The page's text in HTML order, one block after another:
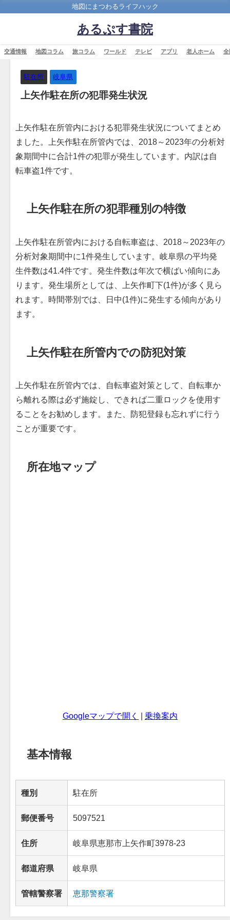
地図にまつわるライフハック
あるぷす書院
交通情報 地図コラム 旅コラム ワールド テレビ アプリ 老人ホーム 全
駐在所 岐阜県
上矢作駐在所の犯罪発生状況
上矢作駐在所管内における犯罪発生状況についてまとめ
ました。上矢作駐在所管内では、2018～2023年の分析対
象期間中に合計1件の犯罪が発生しています。内訳は自
転車盗1件です。
上矢作駐在所の犯罪種別の特徴
上矢作駐在所管内における自転車盗は、2018～2023年の
分析対象期間中に1件発生しています。岐阜県の平均発
生件数は41.4件です。発生件数は年次で横ばい傾向にあ
ります。発生場所としては、上矢作町下(1件)が多く見ら
れます。時間帯別では、日中(1件)に発生する傾向があり
ます。
上矢作駐在所管内での防犯対策
上矢作駐在所管内では、自転車盗対策として、自転車か
ら離れる際は必ず施錠し、できれば二重ロックを使用す
ることをお勧めします。また、防犯登録も忘れずに行う
ことが重要です。
所在地マップ
Googleマップで開く 乗換案内
基本情報
種別 駐在所
郵便番号 5097521
住所 岐阜県恵那市上矢作町3978-23
都道府県 岐阜県
管轄警察署 恵那警察署